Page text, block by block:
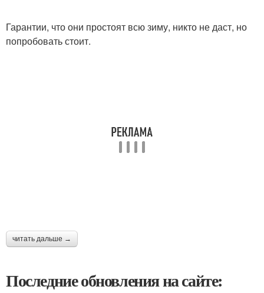
Гарантии, что они простоят всю зиму, никто не даст, но
попробовать стоит.
читать дальше →
Последние обновления на сайте: